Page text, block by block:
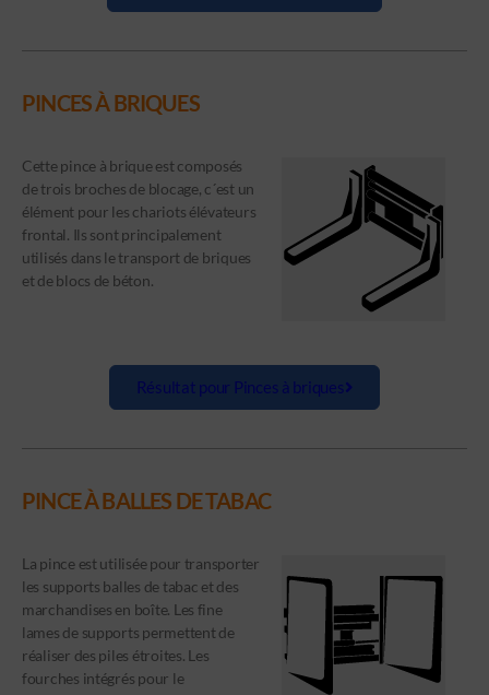
PINCES À BRIQUES
Cette pince à brique est composés
de trois broches de blocage, c´est un
élément pour les chariots élévateurs
frontal. Ils sont principalement
utilisés dans le transport de briques
et de blocs de béton.
Résultat pour Pinces à briques
PINCE À BALLES DE TABAC
La pince est utilisée pour transporter
les supports balles de tabac et des
marchandises en boîte. Les fine
lames de supports permettent de
réaliser des piles étroites. Les
fourches intégrés pour le